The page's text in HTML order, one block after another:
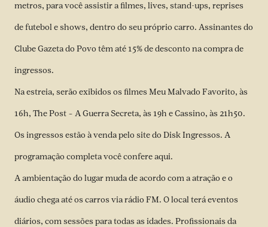
metros, para você assistir a filmes, lives, stand-ups, reprises
de futebol e shows, dentro do seu próprio carro. Assinantes do
Clube Gazeta do Povo têm até 15% de desconto na compra de
ingressos.
Na estreia, serão exibidos os filmes Meu Malvado Favorito, às
16h, The Post – A Guerra Secreta, às 19h e Cassino, às 21h50.
Os ingressos estão à venda pelo site doDisk Ingressos. A
programação completa você confereaqui.
A ambientação do lugar muda de acordo com a atração e o
áudio chega até os carros via rádio FM. O local terá eventos
diários, com sessões para todas as idades. Profissionais da